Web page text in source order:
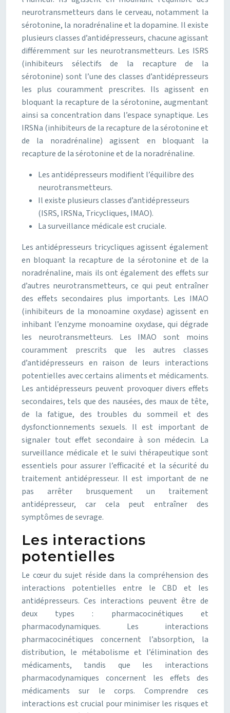
neurotransmetteurs dans le cerveau, notamment la
sérotonine, la noradrénaline et la dopamine. Il existe
plusieurs classes d’antidépresseurs, chacune agissant
différemment sur les neurotransmetteurs. Les ISRS
(inhibiteurs sélectifs de la recapture de la
sérotonine) sont l’une des classes d’antidépresseurs
les plus couramment prescrites. Ils agissent en
bloquant la recapture de la sérotonine, augmentant
ainsi sa concentration dans l’espace synaptique. Les
IRSNa (inhibiteurs de la recapture de la sérotonine et
de la noradrénaline) agissent en bloquant la
recapture de la sérotonine et de la noradrénaline.
Les antidépresseurs modifient l’équilibre des
neurotransmetteurs.
Il existe plusieurs classes d’antidépresseurs
(ISRS, IRSNa, Tricycliques, IMAO).
La surveillance médicale est cruciale.
Les antidépresseurs tricycliques agissent également
en bloquant la recapture de la sérotonine et de la
noradrénaline, mais ils ont également des effets sur
d’autres neurotransmetteurs, ce qui peut entraîner
des effets secondaires plus importants. Les IMAO
(inhibiteurs de la monoamine oxydase) agissent en
inhibant l’enzyme monoamine oxydase, qui dégrade
les neurotransmetteurs. Les IMAO sont moins
couramment prescrits que les autres classes
d’antidépresseurs en raison de leurs interactions
potentielles avec certains aliments et médicaments.
Les antidépresseurs peuvent provoquer divers effets
secondaires, tels que des nausées, des maux de tête,
de la fatigue, des troubles du sommeil et des
dysfonctionnements sexuels. Il est important de
signaler tout effet secondaire à son médecin. La
surveillance médicale et le suivi thérapeutique sont
essentiels pour assurer l’efficacité et la sécurité du
traitement antidépresseur. Il est important de ne
pas arrêter brusquement un traitement
antidépresseur, car cela peut entraîner des
symptômes de sevrage.
Les interactions
potentielles
Le cœur du sujet réside dans la compréhension des
interactions potentielles entre le CBD et les
antidépresseurs. Ces interactions peuvent être de
deux types : pharmacocinétiques et
pharmacodynamiques. Les interactions
pharmacocinétiques concernent l’absorption, la
distribution, le métabolisme et l’élimination des
médicaments, tandis que les interactions
pharmacodynamiques concernent les effets des
médicaments sur le corps. Comprendre ces
interactions est crucial pour minimiser les risques et